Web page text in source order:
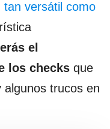
tan versátil como
el
los checks que
trucos en